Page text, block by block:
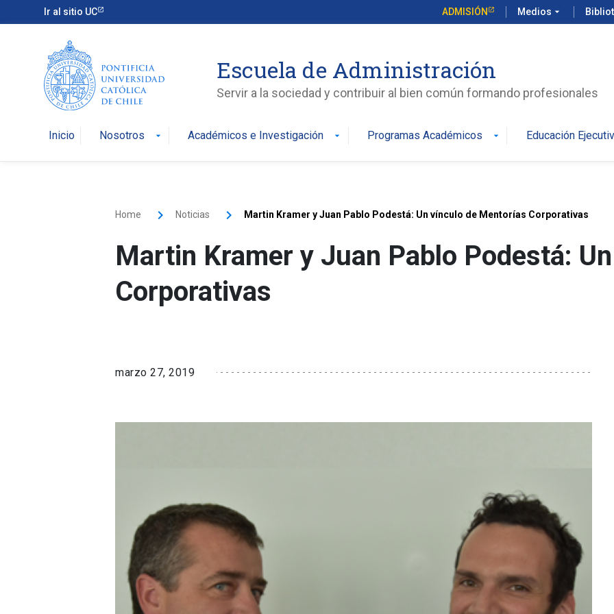
Ir al sitio UC ADMISIÓN Medios arrow_drop_down
Escuela de Administración
Servir a la sociedad y contribuir al bien común formando profesionales
Inicio Nosotros arrow_drop_down Académicos e Investigación arrow_drop_down Programas Académicos arrow_drop_down Educación
Home Noticias Martin Kramer y Juan Pablo Podestá: Un vínculo de Mentorías Corporativas
Martin Kramer y Juan Pablo Podestá:
Corporativas
marzo 27, 2019